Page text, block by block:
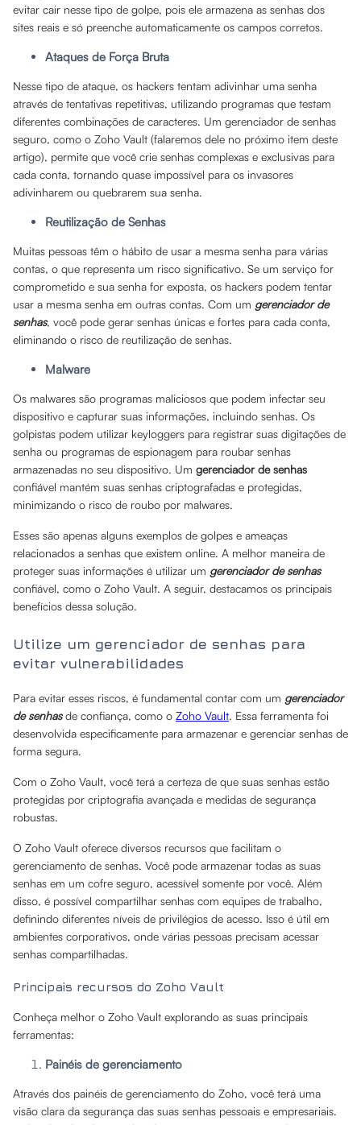
evitar cair nesse tipo de golpe, pois ele armazena as senhas dos
sites reais e só preenche automaticamente os campos corretos.
Ataques de Força Bruta
Nesse tipo de ataque, os hackers tentam adivinhar uma senha
através de tentativas repetitivas, utilizando programas que testam
diferentes combinações de caracteres. Um gerenciador de senhas
seguro, como o Zoho Vault (falaremos dele no próximo item deste
artigo), permite que você crie senhas complexas e exclusivas para
cada conta, tornando quase impossível para os invasores
adivinharem ou quebrarem sua senha.
Reutilização de Senhas
Muitas pessoas têm o hábito de usar a mesma senha para várias
contas, o que representa um risco significativo. Se um serviço for
comprometido e sua senha for exposta, os hackers podem tentar
usar a mesma senha em outras contas. Com um gerenciador de
senhas, você pode gerar senhas únicas e fortes para cada conta,
eliminando o risco de reutilização de senhas.
Malware
Os malwares são programas maliciosos que podem infectar seu
dispositivo e capturar suas informações, incluindo senhas. Os
golpistas podem utilizar keyloggers para registrar suas digitações de
senha ou programas de espionagem para roubar senhas
armazenadas no seu dispositivo. Um gerenciador de senhas
confiável mantém suas senhas criptografadas e protegidas,
minimizando o risco de roubo por malwares.
Esses são apenas alguns exemplos de golpes e ameaças
relacionados a senhas que existem online. A melhor maneira de
proteger suas informações é utilizar um gerenciador de senhas
confiável, como o Zoho Vault. A seguir, destacamos os principais
benefícios dessa solução.
Utilize um gerenciador de senhas para
evitar vulnerabilidades
Para evitar esses riscos, é fundamental contar com um gerenciador
de senhasde confiança, como o Zoho Vault. Essa ferramenta foi
desenvolvida especificamente para armazenar e gerenciar senhas de
forma segura.
Com o Zoho Vault, você terá a certeza de que suas senhas estão
protegidas por criptografia avançada e medidas de segurança
robustas.
O Zoho Vault oferece diversos recursos que facilitam o
gerenciamento de senhas. Você pode armazenar todas as suas
senhas em um cofre seguro, acessível somente por você. Além
disso, é possível compartilhar senhas com equipes de trabalho,
definindo diferentes níveis de privilégios de acesso. Isso é útil em
ambientes corporativos, onde várias pessoas precisam acessar
senhas compartilhadas.
Principais recursos do Zoho Vault
Conheça melhor o Zoho Vault explorando as suas principais
ferramentas:
Painéis de gerenciamento
Através dos painéis de gerenciamento do Zoho, você terá uma
visão clara da segurança das suas senhas pessoais e empresariais.